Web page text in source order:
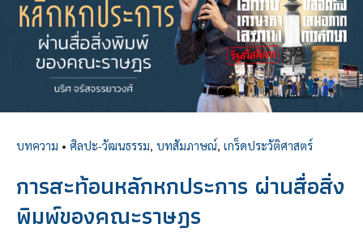
บทความ • ศิลปะ-วัฒนธรรม, บทสัมภาษณ์, เกร็ดประวัติศาสตร์
การสะท้อนหลักหกประการ ผ่านสื่อสิ่ง
พิมพ์ของคณะราษฎร